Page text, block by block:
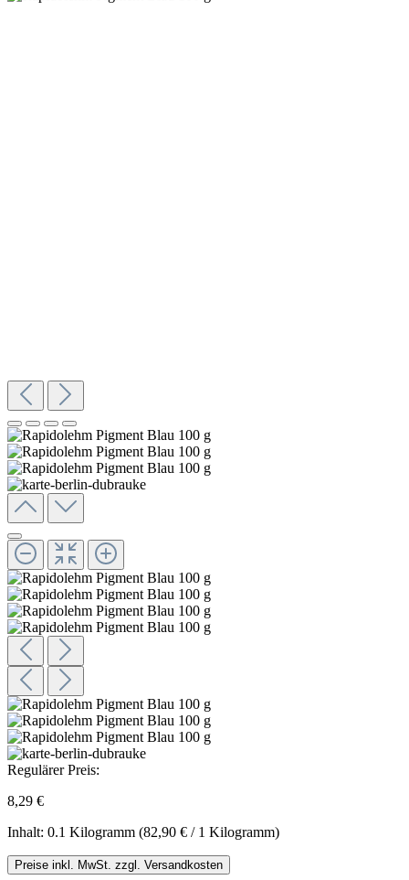
Regulärer Preis:
8,29 €
Inhalt: 0.1 Kilogramm (82,90 € / 1 Kilogramm)
Preise inkl. MwSt. zzgl. Versandkosten